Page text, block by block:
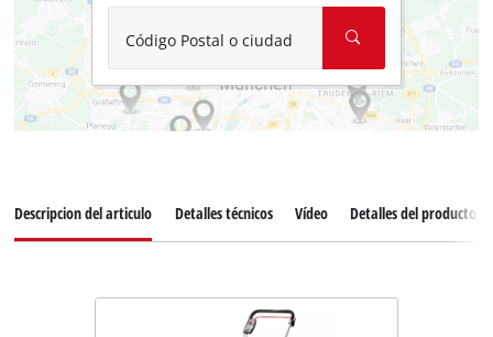
Código Postal o ciudad
Descripcion del articulo Detalles técnicos Vídeo Detalles del producto